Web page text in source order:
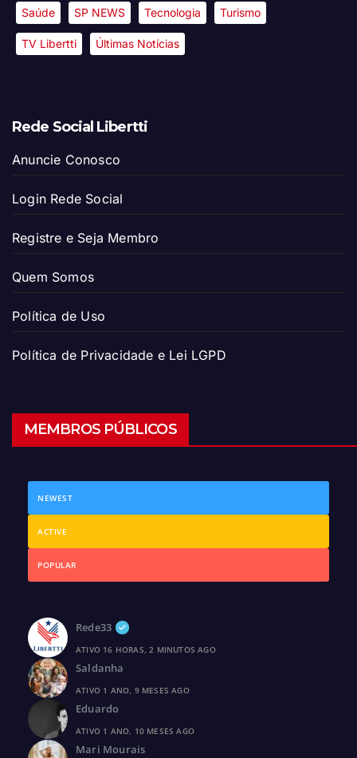
Saúde SP NEWS Tecnologia Turismo
TV Libertti Últimas Notícias
Rede Social Libertti
Anuncie Conosco
Login Rede Social
Registre e Seja Membro
Quem Somos
Política de Uso
Política de Privacidade e Lei LGPD
MEMBROS PÚBLICOS
NEWEST
ACTIVE
POPULAR
Rede33
ATIVO 16 HORAS, 2 MINUTOS AGO
Saldanha
ATIVO 1 ANO, 9 MESES AGO
Eduardo
ATIVO 1 ANO, 10 MESES AGO
Mari Mourais